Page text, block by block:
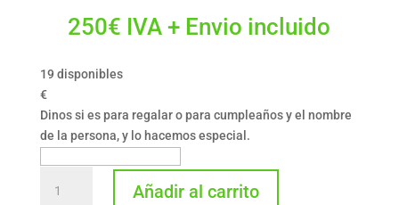
250€ IVA + Envio incluido
19 disponibles
€
Dinos si es para regalar o para cumpleaños y el nombre
de la persona, y lo hacemos especial.
DAMASCO
Añadir al carrito